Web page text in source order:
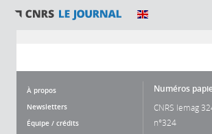
À propos
Newsletters
Équipe / crédits
Numéros
CNRS lemag
n°324